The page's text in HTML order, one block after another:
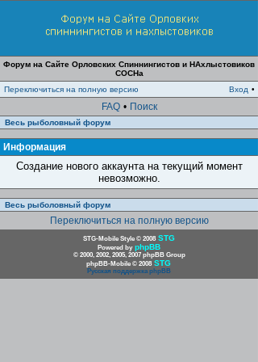
Форум на Сайте Орловских Спиннингистов и НАхлыстовиков
СОСНа
Переключиться на полную версию
Вход •
FAQ • Поиск
Весь рыболовный форум
Информация
Создание нового аккаунта на текущий момент
невозможно.
Весь рыболовный форум
Переключиться на полную версию
STG-Mobile Style © 2008 STG
Powered by phpBB
© 2000, 2002, 2005, 2007 phpBB Group
phpBB-Mobile © 2008 STG
Русская поддержка phpBB